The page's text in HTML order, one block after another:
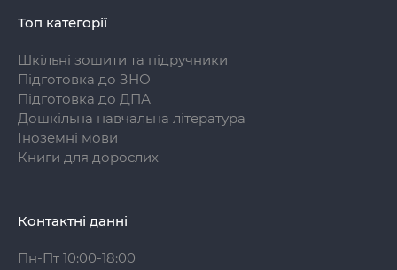
Топ категорії
Шкільні зошити та підручники
Підготовка до ЗНО
Підготовка до ДПА
Дошкільна навчальна література
Іноземні мови
Книги для дорослих
Контактні данні
Пн-Пт 10:00-18:00